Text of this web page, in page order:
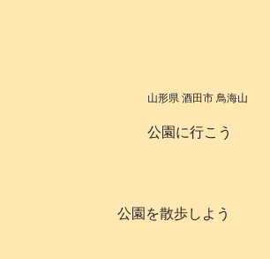
山形県 酒田市 鳥海山
公園に行こう
公園を散歩しよう